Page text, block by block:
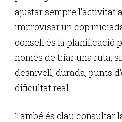
ajustar sempre l’activitat
improvisar un cop
consell és la planificació
només de triar una ruta,
desnivell, durada, punts
dificultat real.
També és clau consultar